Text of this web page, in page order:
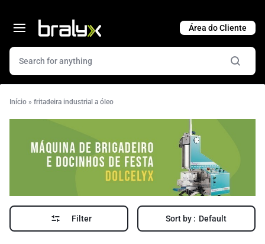
Início » fritadeira industrial a óleo
Filter Sort by : Default